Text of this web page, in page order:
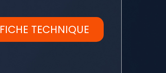
FICHE TECHNIQUE